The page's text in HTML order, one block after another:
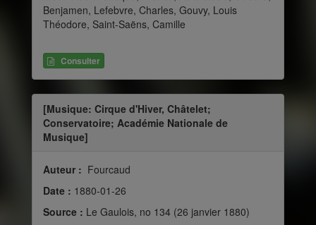
Benjamen, Lefebvre, Charles, Gouvy, Louis
Théodore, Saint-Saëns, Camille
Consulter
[Musique: Cirque d'Hiver, Châtelet;
Conservatoire; Académie Nationale de
Musique]
Auteur : Fourcaud
Date : 1880-01-26
Source : Le Gaulois, no 134 (26 janvier 1880)